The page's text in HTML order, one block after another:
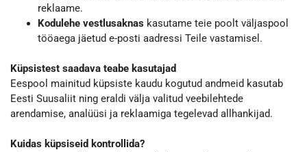
reklaame.
Kodulehe vestlusaknas kasutame teie poolt väljaspool
tööaega jäetud e-posti aadressi Teile vastamisel.
Küpsistest saadava teabe kasutajad
Eespool mainitud küpsiste kaudu kogutud andmeid kasutab
Eesti Suusaliit ning eraldi välja valitud veebilehtede
arendamise, analüüsi ja reklaamiga tegelevad allhankijad.
Kuidas küpsiseid kontrollida?